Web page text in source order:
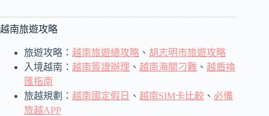
越南旅遊攻略
旅遊攻略： 越南旅遊總攻略 、 胡志明市旅遊攻略
入境越南： 越南簽證辦理 、 越南海關刁難 、 越盾換
匯指南
旅越規劃： 越南國定假日 、 越南SIM卡比較 、 必備
旅越APP